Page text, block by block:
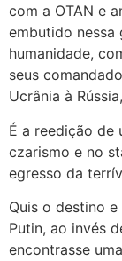
com a OTAN e
embutido nessa
humanidade,
seus
Ucrânia à
É a reedição de
czarismo e no
egresso da
Quis o destino
Putin, ao invés
encontrasse